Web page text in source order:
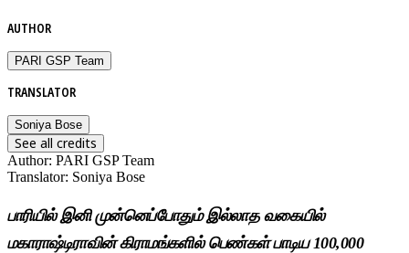
AUTHOR
PARI GSP Team
TRANSLATOR
Soniya Bose
See all credits
Author: PARI GSP Team
Translator: Soniya Bose
பாரியில் இனி முன்னெப்போதும் இல்லாத வகையில்
மகாராஷ்டிராவின் கிராமங்களில் பெண்கள் பாடிய 100,000